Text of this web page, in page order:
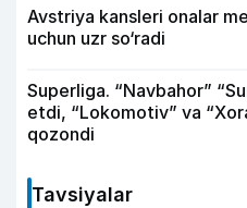
Avstriya kansleri onalar
uchun uzr so‘radi
Superliga. “Navbahor”
etdi, “Lokomotiv” va
qozondi
Tavsiyalar